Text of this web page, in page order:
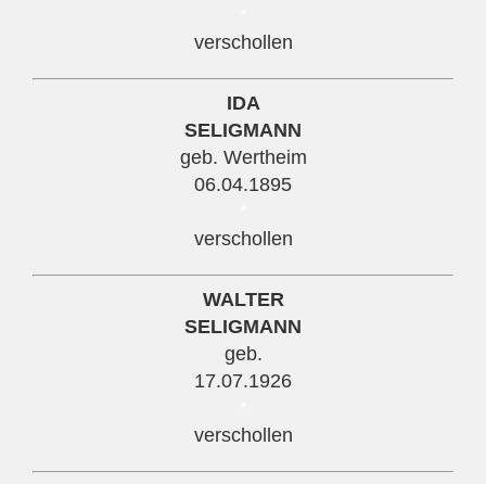
verschollen
IDA
SELIGMANN
geb. Wertheim
06.04.1895
verschollen
WALTER
SELIGMANN
geb.
17.07.1926
verschollen